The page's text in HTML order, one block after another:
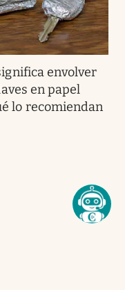
envolver
en papel
lo recomiendan